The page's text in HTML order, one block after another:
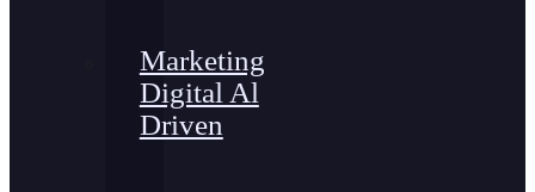
Marketing
Digital Al
Driven